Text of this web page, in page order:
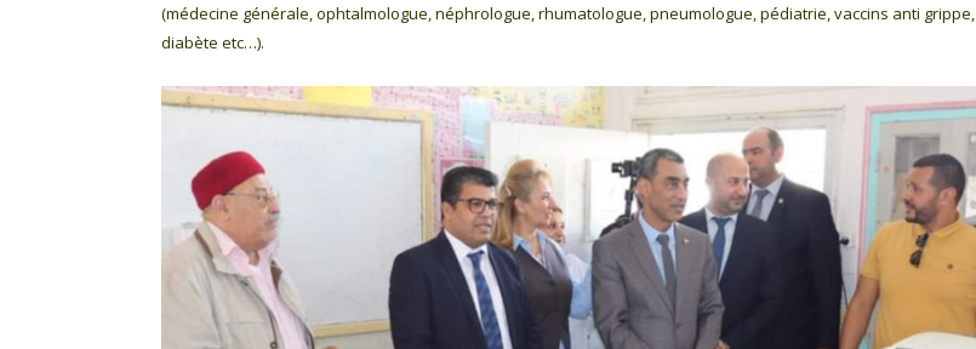
(médecine générale, ophtalmologue, néphrologue, rhumatologue, pneumologue, pédiatrie, vaccins anti grippe,
diabète etc…).